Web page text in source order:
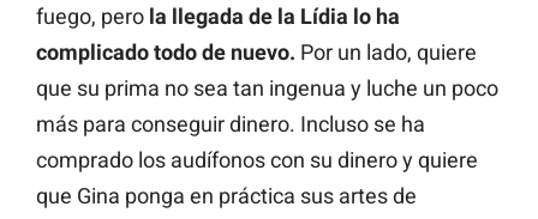
fuego, pero la llegada de la Lídia lo ha
complicado todo de nuevo. Por un lado, quiere
que su prima no sea tan ingenua y luche un poco
más para conseguir dinero. Incluso se ha
comprado los audífonos con su dinero y quiere
que Gina ponga en práctica sus artes de